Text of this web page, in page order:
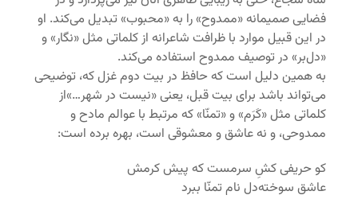
فضایی صمیمانه «ممدوح» را به «محبوب» تبدیل می‌کند. او
در این قبیل موارد با ظرافت شاعرانه از کلماتی مثل «نگار» و
«دل‌بر» در توصیف ممدوح استفاده می‌کند.
به همین دلیل است که حافظ در بیت دوم غزل که، توضیحی
می‌تواند باشد برای بیت قبل، یعنی «نیست در شهر…»از
کلماتی مثل «کَرَم» و «تمنّا» که مرتبط با عوالم مادح و
ممدوحی، و نه عاشق و معشوقی است، بهره برده است:
کو حریفی کشِ سرمست که پیش کرمش
عاشق سوخته‌دل نام تمنّا ببرد